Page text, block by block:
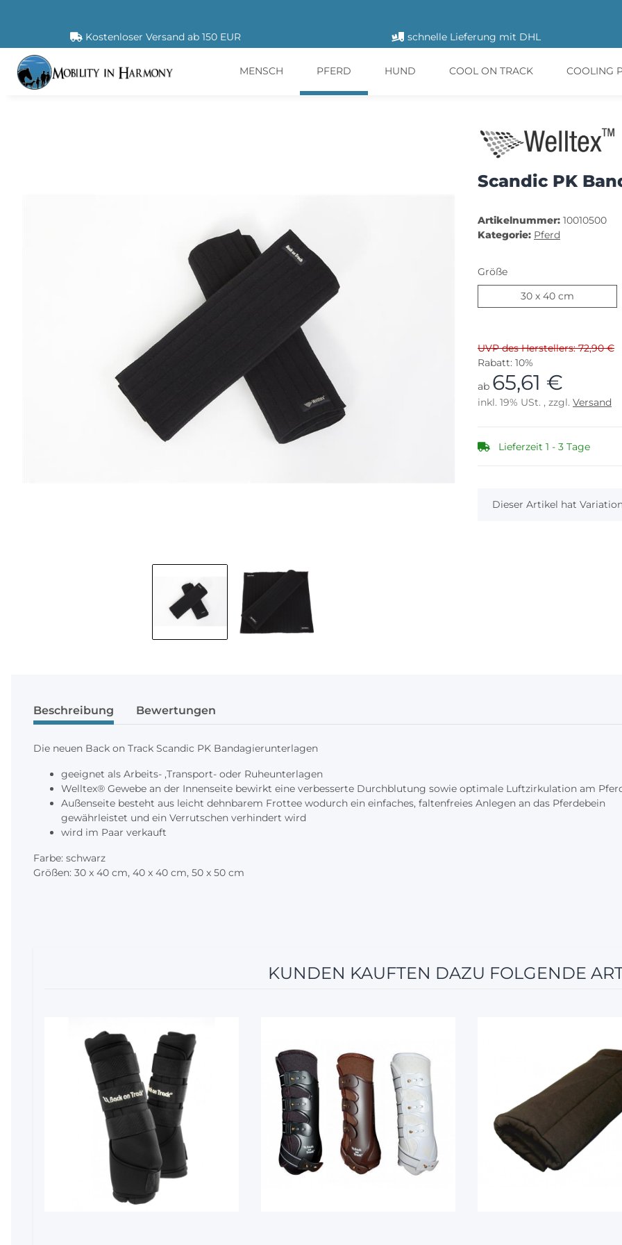
Kostenloser Versand ab 150 EUR
schnelle Lieferung mit DHL
MENSCH PFERD HUND COOL ON TRACK COOLING
Scandic PK
Artikelnummer: 10010500
Kategorie: Pferd
Größe
30 x 40 cm
UVP des Herstellers: 72,90 €
Rabatt: 10%
ab 65,61 €
inkl. 19% USt. , zzgl. Versand
Lieferzeit 1 - 3 Tage
x
Dieser Artikel hat
Beschreibung Bewertungen
Die neuen Back on Track Scandic PK Bandagierunterlagen
geeignet als Arbeits- ,Transport- oder Ruheunterlagen
Welltex® Gewebe an der Innenseite bewirkt eine verbesserte Durchblutung sowie optimale Luftzirkulation am
Außenseite besteht aus leicht dehnbarem Frottee wodurch ein einfaches, faltenfreies Anlegen an das Pferdebein
gewährleistet und ein Verrutschen verhindert wird
wird im Paar verkauft
Farbe: schwarz
Größen: 30 x 40 cm, 40 x 40 cm, 50 x 50 cm
KUNDEN KAUFTEN DAZU FOLGENDE